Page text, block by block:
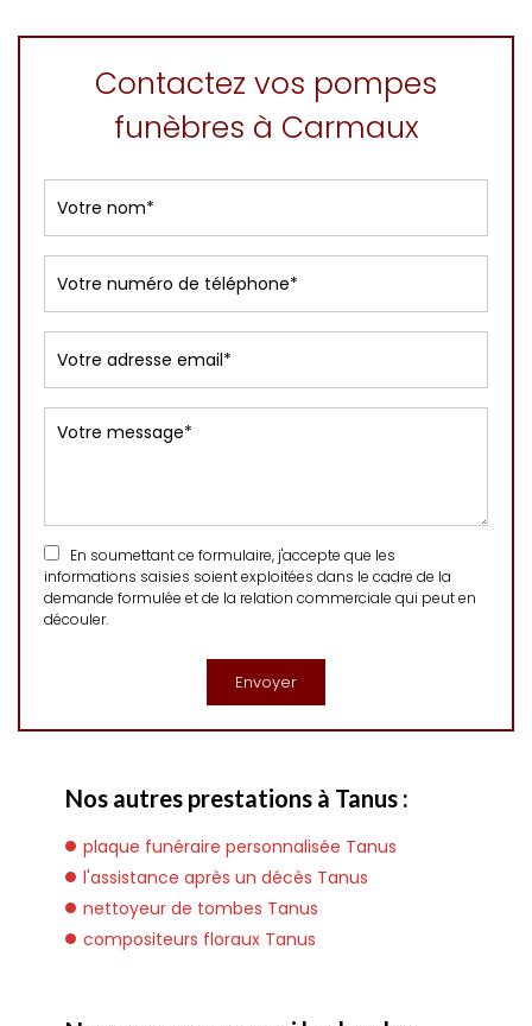
Contactez vos pompes
funèbres à Carmaux
En soumettant ce formulaire, j'accepte que les
informations saisies soient exploitées dans le cadre de la
demande formulée et de la relation commerciale qui peut en
découler.
Nos autres prestations à Tanus :
plaque funéraire personnalisée Tanus
l'assistance après un décès Tanus
nettoyeur de tombes Tanus
compositeurs floraux Tanus